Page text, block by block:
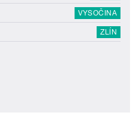
VYSOČINA
ZLÍN